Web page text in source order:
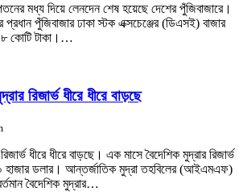
মধ্য দিয়ে লেনদেন শেষ হয়েছে দেশের পুঁজিবাজারে।
পুঁজিবাজার ঢাকা স্টক এক্সচেঞ্জের (ডিএসই) বাজার
কোটি টাকা।…
রিজার্ভ ধীরে ধীরে বাড়ছে
ধীরে ধীরে বাড়ছে। এক মাসে বৈদেশিক মুদ্রার রিজার্ভ
হাজার ডলার। আন্তর্জাতিক মুদ্রা তহবিলের (আইএমএফ)
বৈদেশিক মুদ্রার…